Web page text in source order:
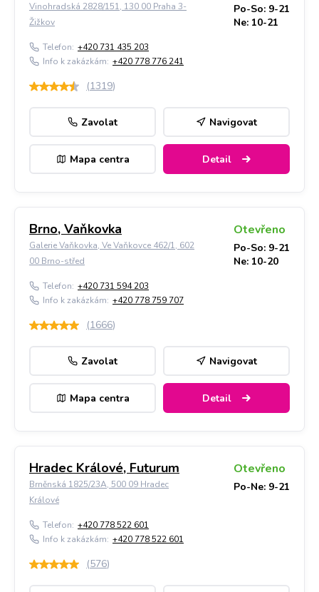
Vinohradská 2828/151, 130 00 Praha 3-
Žižkov
Po-So: 9-21
Ne: 10-21
Telefon: +420 731 435 203
Info k zakázkám: +420 778 776 241
(1319)
Zavolat Navigovat
Mapa centra Detail
Brno, Vaňkovka
Galerie Vaňkovka, Ve Vaňkovce 462/1, 602
00 Brno-střed
Otevřeno
Po-So: 9-21
Ne: 10-20
Telefon: +420 731 594 203
Info k zakázkám: +420 778 759 707
(1666)
Zavolat Navigovat
Mapa centra Detail
Hradec Králové, Futurum
Brněnská 1825/23A, 500 09 Hradec
Králové
Otevřeno
Po-Ne: 9-21
Telefon: +420 778 522 601
Info k zakázkám: +420 778 522 601
(576)